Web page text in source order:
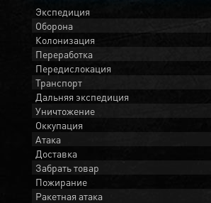
Экспедиция
Оборона
Колонизация
Переработка
Передислокация
Транспорт
Дальняя экспедиция
Уничтожение
Оккупация
Атака
Доставка
Забрать товар
Пожирание
Ракетная атака